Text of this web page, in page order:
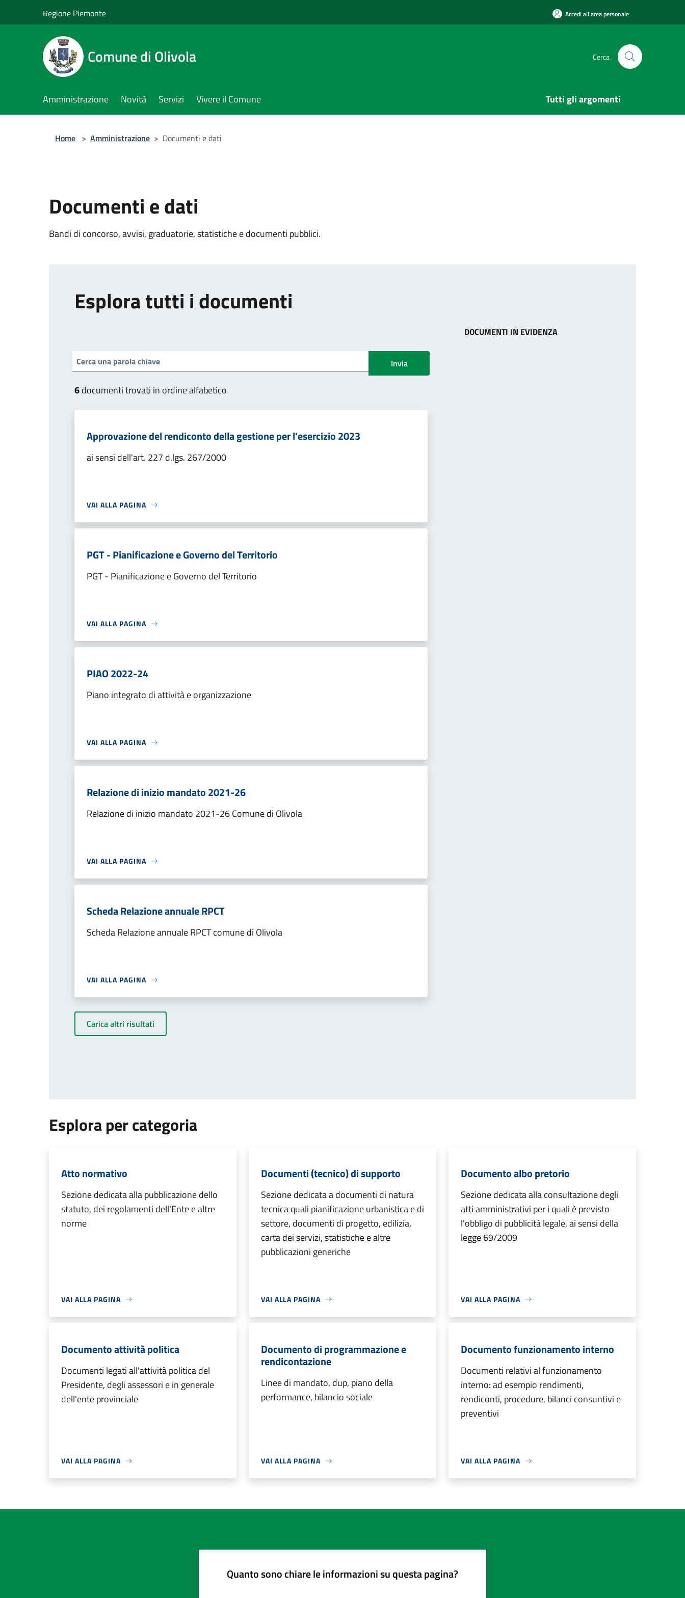
Regione Piemonte Accedi all'area personale
Comune di Olivola Cerca
Amministrazione Novità Servizi Vivere il Comune Tutti gli argomenti
Home > Amministrazione > Documenti e dati
Documenti e dati
Bandi di concorso, avvisi, graduatorie, statistiche e documenti pubblici.
Esplora tutti i documenti
Invia
6documenti trovati in ordine alfabetico
Approvazione del rendiconto della gestione per l'esercizio 2023
ai sensi dell'art. 227 d.lgs. 267/2000
VAI ALLA PAGINA
PGT - Pianificazione e Governo del Territorio
PGT - Pianificazione e Governo del Territorio
VAI ALLA PAGINA
PIAO 2022-24
Piano integrato di attività e organizzazione
VAI ALLA PAGINA
Relazione di inizio mandato 2021-26
Relazione di inizio mandato 2021-26 Comune di Olivola
VAI ALLA PAGINA
Scheda Relazione annuale RPCT
Scheda Relazione annuale RPCT comune di Olivola
VAI ALLA PAGINA
Carica altri risultati
DOCUMENTI IN EVIDENZA
Esplora per categoria
Atto normativo
Sezione dedicata alla pubblicazione dello
statuto, dei regolamenti dell'Ente e altre
norme
VAI ALLA PAGINA
Documenti (tecnico) di supporto
Sezione dedicata a documenti di natura
tecnica quali pianificazione urbanistica e di
settore, documenti di progetto, edilizia,
carta dei servizi, statistiche e altre
pubblicazioni generiche
VAI ALLA PAGINA
Documento albo pretorio
Sezione dedicata alla consultazione degli
atti amministrativi per i quali è previsto
l'obbligo di pubblicità legale, ai sensi della
legge 69/2009
VAI ALLA PAGINA
Documento attività politica
Documenti legati all'attività politica del
Presidente, degli assessori e in generale
dell'ente provinciale
VAI ALLA PAGINA
Documento di programmazione e
rendicontazione
Linee di mandato, dup, piano della
performance, bilancio sociale
VAI ALLA PAGINA
Documento funzionamento interno
Documenti relativi al funzionamento
interno: ad esempio rendimenti,
rendiconti, procedure, bilanci consuntivi e
preventivi
VAI ALLA PAGINA
Quanto sono chiare le informazioni su questa pagina?